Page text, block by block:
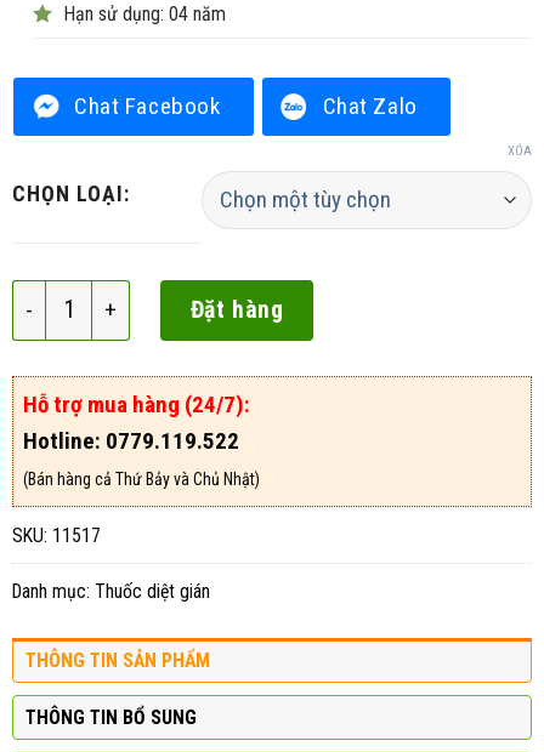
Hạn sử dụng: 04 năm
Chat Facebook Chat Zalo
CHỌN LOẠI:
XÓA
Maxforce FC Select số lượng
Đặt hàng
Hỗ trợ mua hàng (24/7):
Hotline: 0779.119.522
(Bán hàng cả Thứ Bảy và Chủ Nhật)
SKU: 11517
Danh mục: Thuốc diệt gián
THÔNG TIN SẢN PHẨM
THÔNG TIN BỔ SUNG